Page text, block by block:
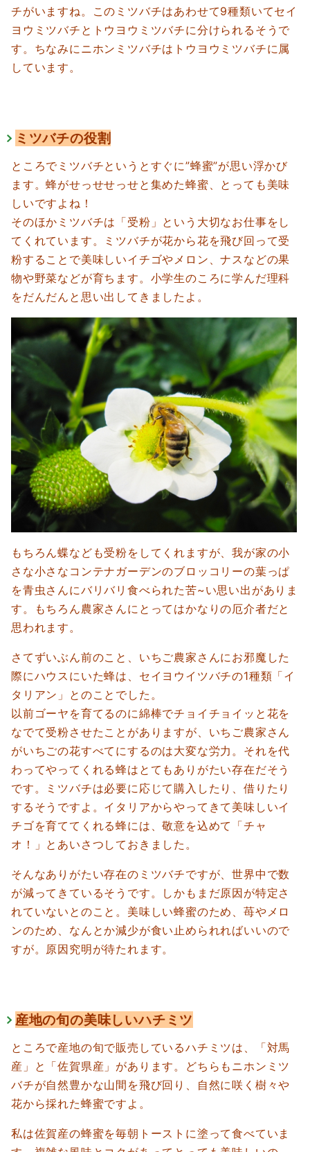
チがいますね。このミツバチはあわせて9種類いてセイ
ヨウミツバチとトウヨウミツバチに分けられるそうで
す。 ちなみにニホンミツバチはトウヨウミツバチに属
しています。
ミツバチの役割
ところでミツバチというとすぐに”蜂蜜”が思い浮かび
ます。蜂がせっせせっせと集めた蜂蜜、とっても美味
しいですよね！
そのほかミツバチは「受粉」という大切なお仕事をし
てくれています。ミツバチが花から花を飛び回って受
粉することで美味しいイチゴやメロン、ナスなどの果
物や野菜などが育ちます。小学生のころに学んだ理科
をだんだんと思い出してきましたよ。
もちろん蝶なども受粉をしてくれますが、我が家の小
さな小さなコンテナガーデンのブロッコリーの葉っぱ
を青虫さんにバリバリ食べられた苦~い思い出がありま
す。もちろん農家さんにとってはかなりの厄介者だと
思われます。
さてずいぶん前のこと、いちご農家さんにお邪魔した
際にハウスにいた蜂は、セイヨウイツバチの1種類「イ
タリアン」とのことでした。
以前ゴーヤを育てるのに綿棒でチョイチョイッと花を
なでて受粉させたことがありますが、いちご農家さん
がいちごの花すべてにするのは大変な労力。それを代
わってやってくれる蜂はとてもありがたい存在だそう
です。ミツバチは必要に応じて購入したり、借りたり
するそうですよ。イタリアからやってきて美味しいイ
チゴを育ててくれる蜂には、敬意を込めて「チャ
オ！」とあいさつしておきました。
そんなありがたい存在のミツバチですが、世界中で数
が減ってきているそうです。しかもまだ原因が特定さ
れていないとのこと。美味しい蜂蜜のため、苺やメロ
ンのため、なんとか減少が食い止められればいいので
すが。原因究明が待たれます。
産地の旬の美味しいハチミツ
ところで産地の旬で販売しているハチミツは、「対馬
産」と「佐賀県産」があります。どちらもニホンミツ
バチが自然豊かな山間を飛び回り、自然に咲く樹々や
花から採れた蜂蜜ですよ。
私は佐賀産の蜂蜜を毎朝トーストに塗って食べていま